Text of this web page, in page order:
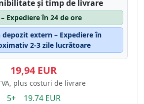
și timp de livrare
Expediere în 24 de ore
depozit extern – Expediere în
2-3 zile lucrătoare
19,94 EUR
plus costuri de livrare
5+ 19.74 EUR